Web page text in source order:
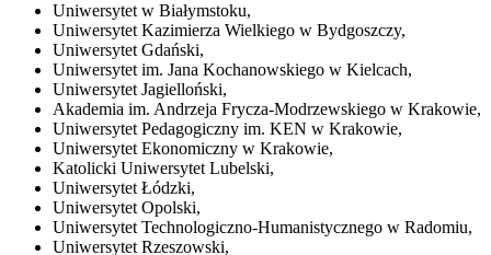
Uniwersytet w Białymstoku,
Uniwersytet Kazimierza Wielkiego w Bydgoszczy,
Uniwersytet Gdański,
Uniwersytet im. Jana Kochanowskiego w Kielcach,
Uniwersytet Jagielloński,
Akademia im. Andrzeja Frycza-Modrzewskiego w Krakowie,
Uniwersytet Pedagogiczny im. KEN w Krakowie,
Uniwersytet Ekonomiczny w Krakowie,
Katolicki Uniwersytet Lubelski,
Uniwersytet Łódzki,
Uniwersytet Opolski,
Uniwersytet Technologiczno-Humanistycznego w Radomiu,
Uniwersytet Rzeszowski,